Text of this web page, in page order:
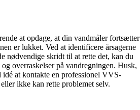
at opdage, at din vandmåler fortsætter
er lukket. Ved at identificere årsagerne
nødvendige skridt til at rette det, kan du
overraskelser på vandregningen. Husk,
at kontakte en professionel VVS-
ikke kan rette problemet selv.